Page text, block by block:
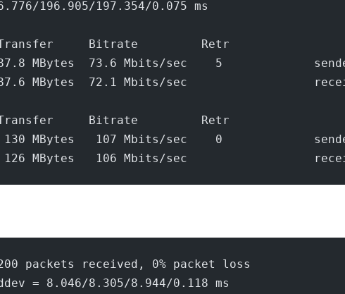
196.905/197.354/0.075 ms
Bitrate         Retr
MBytes  73.6 Mbits/sec    5
MBytes  72.1 Mbits/sec
Bitrate         Retr
MBytes   107 Mbits/sec    0
MBytes   106 Mbits/sec
packets received, 0% packet loss
= 8.046/8.305/8.944/0.118 ms